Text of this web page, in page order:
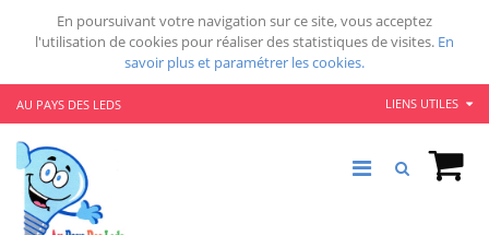
En poursuivant votre navigation sur ce site, vous acceptez
l'utilisation de cookies pour réaliser des statistiques de visites. En
savoir plus et paramétrer les cookies.
AU PAYS DES LEDS LIENS UTILES